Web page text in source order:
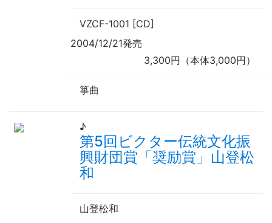
VZCF-1001 [CD]
2004/12/21発売
3,300円（本体3,000円）
箏曲
♪
第5回ビクター伝統文化振
興財団賞「奨励賞」山登松
和
山登松和